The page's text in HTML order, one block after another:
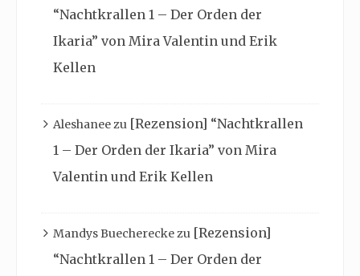
“Nachtkrallen 1 – Der Orden der
Ikaria” von Mira Valentin und Erik
Kellen
Aleshaneezu [Rezension] “Nachtkrallen
1 – Der Orden der Ikaria” von Mira
Valentin und Erik Kellen
Mandys Buechereckezu [Rezension]
“Nachtkrallen 1 – Der Orden der